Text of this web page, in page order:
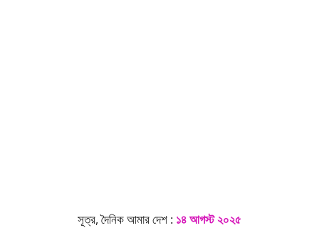
সূত্র, দৈনিক আমার দেশ : ১৪ আগস্ট ২০২৫